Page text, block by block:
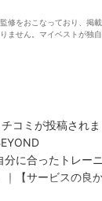
修をおこなっており、掲
ません。マイベストが独
コミが投稿されま
に合ったトレー
｜【サービスの良